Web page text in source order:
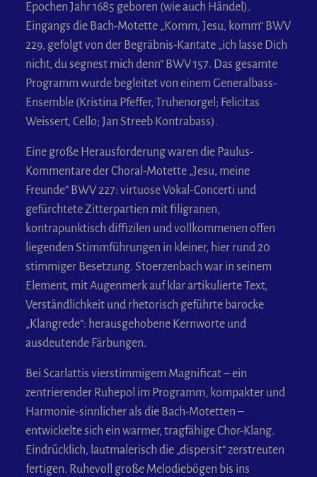
Epochen Jahr 1685 geboren (wie auch Händel).
Eingangs die Bach-Motette „Komm, Jesu, komm“ BWV
229, gefolgt von der Begräbnis-Kantate „ich lasse Dich
nicht, du segnest mich denn“ BWV 157. Das gesamte
Programm wurde begleitet von einem Generalbass-
Ensemble (Kristina Pfeffer, Truhenorgel; Felicitas
Weissert, Cello; Jan Streeb Kontrabass).
Eine große Herausforderung waren die Paulus-
Kommentare der Choral-Motette „Jesu, meine
Freunde“ BWV 227: virtuose Vokal-Concerti und
gefürchtete Zitterpartien mit filigranen,
kontrapunktisch diffizilen und vollkommenen offen
liegenden Stimmführungen in kleiner, hier rund 20
stimmiger Besetzung. Stoerzenbach war in seinem
Element, mit Augenmerk auf klar artikulierte Text,
Verständlichkeit und rhetorisch geführte barocke
„Klangrede“: herausgehobene Kernworte und
ausdeutende Färbungen.
Bei Scarlattis vierstimmigem Magnificat – ein
zentrierender Ruhepol im Programm, kompakter und
Harmonie-sinnlicher als die Bach-Motetten –
entwickelte sich ein warmer, tragfähige Chor-Klang.
Eindrücklich, lautmalerisch die „dispersit“ zerstreuten
fertigen. Ruhevoll große Melodiebögen bis ins